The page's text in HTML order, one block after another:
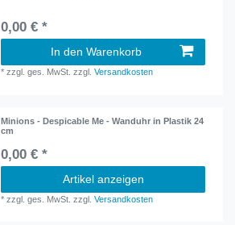
0,00 € *
In den Warenkorb
*zzgl. ges. MwSt. zzgl.Versandkosten
Minions - Despicable Me - Wanduhr in Plastik 24
cm
0,00 € *
Artikel anzeigen
*zzgl. ges. MwSt. zzgl.Versandkosten